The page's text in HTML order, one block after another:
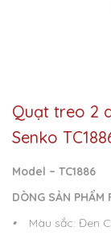
Quạt treo 2
Senko
Model – TC1886
DÒNG SẢN PHẨM
•
Màu sắc: Đen